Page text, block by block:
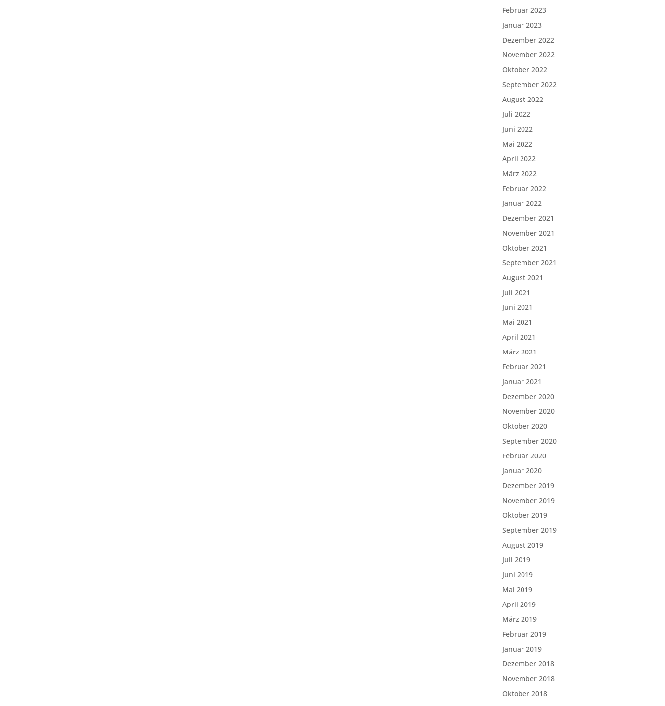
Februar 2023
Januar 2023
Dezember 2022
November 2022
Oktober 2022
September 2022
August 2022
Juli 2022
Juni 2022
Mai 2022
April 2022
März 2022
Februar 2022
Januar 2022
Dezember 2021
November 2021
Oktober 2021
September 2021
August 2021
Juli 2021
Juni 2021
Mai 2021
April 2021
März 2021
Februar 2021
Januar 2021
Dezember 2020
November 2020
Oktober 2020
September 2020
Februar 2020
Januar 2020
Dezember 2019
November 2019
Oktober 2019
September 2019
August 2019
Juli 2019
Juni 2019
Mai 2019
April 2019
März 2019
Februar 2019
Januar 2019
Dezember 2018
November 2018
Oktober 2018